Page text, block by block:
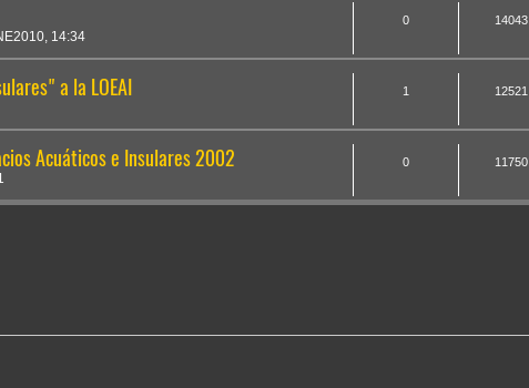
14:34
0 14043
a la LOEAI 1 12521
Acuáticos e Insulares 2002 0 11750